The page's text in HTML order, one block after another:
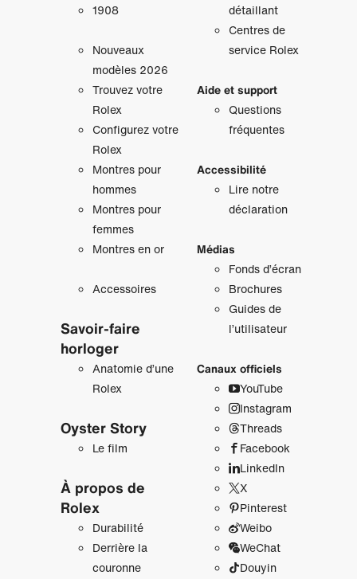
1908
Nouveaux
modèles 2026
Trouvez votre
Rolex
Configurez votre
Rolex
Montres pour
hommes
Montres pour
femmes
Montres en or
Accessoires
Savoir‑faire
horloger
Anatomie d’une
Rolex
Oyster Story
Le film
À propos de
Rolex
Durabilité
Derrière la
couronne
détaillant
Centres de
service Rolex
Aide et support
Questions
fréquentes
Accessibilité
Lire notre
déclaration
Médias
Fonds d’écran
Brochures
Guides de
l’utilisateur
Canaux officiels
YouTube
Instagram
Threads
Facebook
LinkedIn
X
Pinterest
Weibo
WeChat
Douyin